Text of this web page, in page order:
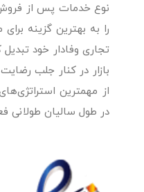
نوع خدمات پس از فروش
را به بهترین گزینه
تجاری وفادار خود
بازار در کنار جلب
از مهمترین
در طول سالیان طولانی